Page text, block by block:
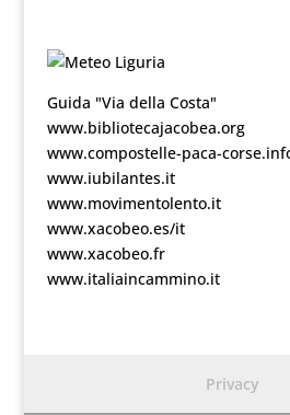
Guida "Via della Costa"
www.bibliotecajacobea.org
www.compostelle-paca-
www.iubilantes.it
www.movimentolento.it
www.xacobeo.es/it
www.xacobeo.fr
www.italiaincammino.it
Privacy